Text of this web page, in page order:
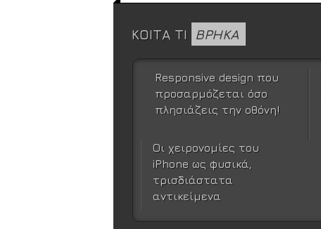
ΚΟΙΤΑ ΤΙ ΒΡΗΚΑ
Responsive design που
προσαρμόζεται όσο
πλησιάζεις την οθόνη!
Οι χειρονομίες του
iPhone ως φυσικά,
τρισδιάστατα
αντικείμενα